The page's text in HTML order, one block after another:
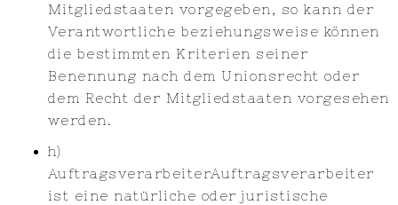
Mitgliedstaaten vorgegeben, so kann der
Verantwortliche beziehungsweise können
die bestimmten Kriterien seiner
Benennung nach dem Unionsrecht oder
dem Recht der Mitgliedstaaten vorgesehen
werden.
h)
AuftragsverarbeiterAuftragsverarbeiter
ist eine natürliche oder juristische